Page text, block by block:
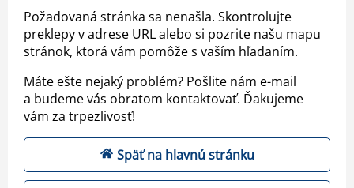
Požadovaná stránka sa nenašla. Skontrolujte
preklepy v adrese URL alebo si pozrite našu mapu
stránok, ktorá vám pomôže s vaším hľadaním.
Máte ešte nejaký problém? Pošlite nám e-mail
a budeme vás obratom kontaktovať. Ďakujeme
vám za trpezlivosť!
Späť na hlavnú stránku